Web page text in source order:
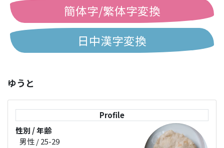
簡体字/繁体字変換
日中漢字変換
中国語注音変換
ゆうと
Profile
性別 / 年齢
男性 / 25-29